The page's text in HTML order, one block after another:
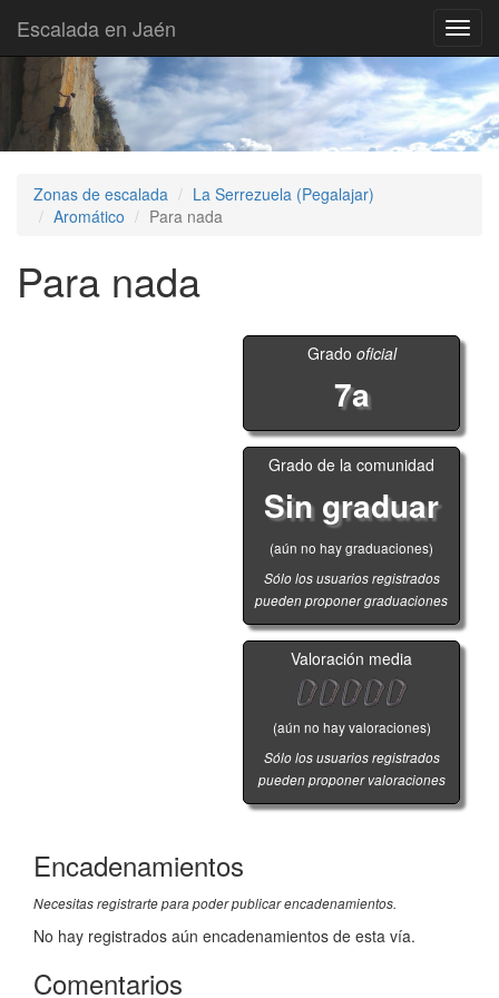
Escalada en Jaén
Zonas de escalada
La Serrezuela (Pegalajar)
Aromático
Para nada
Para nada
Grado oficial
7a
Grado de la comunidad
Sin graduar
(aún no hay graduaciones)
Sólo los usuarios registrados
pueden proponer graduaciones
Valoración media
(aún no hay valoraciones)
Sólo los usuarios registrados
pueden proponer valoraciones
Encadenamientos
Necesitas registrarte para poder publicar encadenamientos.
No hay registrados aún encadenamientos de esta vía.
Comentarios